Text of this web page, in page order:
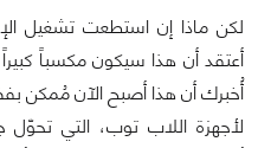
لكن ماذا إن استطعت تشغيل
أعتقد أن هذا سيكون مكسباً
لأجهزة اللاب توب، التي